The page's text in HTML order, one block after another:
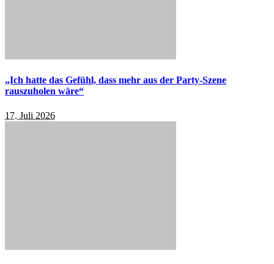
„Ich hatte das Gefühl, dass mehr aus der Party-Szene
rauszuholen wäre“
17. Juli 2026